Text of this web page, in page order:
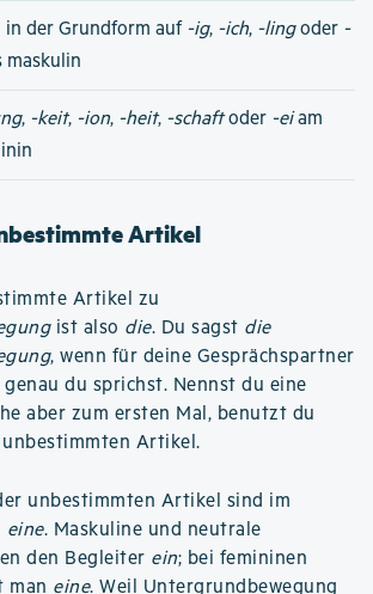
in der Grundform auf -ig, -ich, -lingoder -
maskulin
, -keit, -ion, -heit, -schaftoder -eiam
Artikel
Artikel zu
ist also die. Du sagst die
, wenn für deine Gesprächspartner
du sprichst. Nennst du eine
aber zum ersten Mal, benutzt du
Artikel.
unbestimmten Artikel sind im
eine. Maskuline und neutrale
den Begleiter ein; bei femininen
man eine. Weil Untergrundbewegung